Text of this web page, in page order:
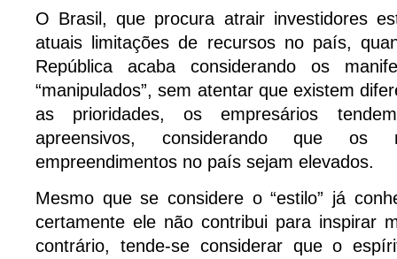
O Brasil, que procura atrair investidores
atuais limitações de recursos no país,
República acaba considerando os
“manipulados”, sem atentar que existem
as prioridades, os empresários
apreensivos, considerando que
empreendimentos no país sejam elevados.
Mesmo que se considere o “estilo” já
certamente ele não contribui para inspirar
contrário, tende-se considerar que o